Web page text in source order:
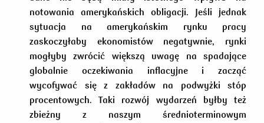
notowania amerykańskich obligacji. Jeśli jednak
sytuacja na amerykańskim rynku pracy
zaskoczyłaby ekonomistów negatywnie, rynki
mogłyby zwrócić większą uwagę na spadające
globalnie oczekiwania inflacyjne i zacząć
wycofywać się z zakładów na podwyżki stóp
procentowych. Taki rozwój wydarzeń byłby też
zbieżny z naszym średnioterminowym